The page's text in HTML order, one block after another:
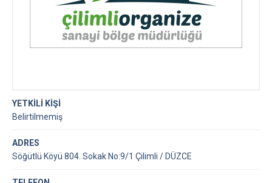
YETKİLİ KİŞİ
Belirtilmemiş
ADRES
Söğütlü Köyü 804. Sokak No:9/1 Çilimli / DÜZCE